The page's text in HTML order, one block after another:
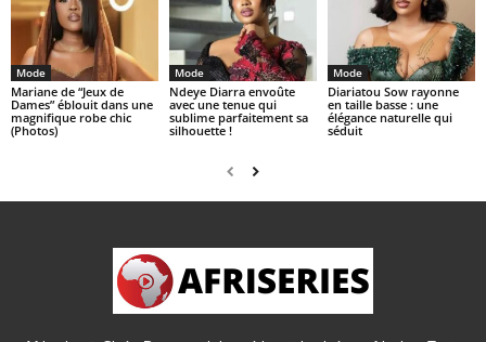
Mode
Mariane de “Jeux de
Dames” éblouit dans une
magnifique robe chic
(Photos)
Mode
Ndeye Diarra envoûte
avec une tenue qui
sublime parfaitement sa
silhouette !
Mode
Diariatou Sow rayonne
en taille basse : une
élégance naturelle qui
séduit